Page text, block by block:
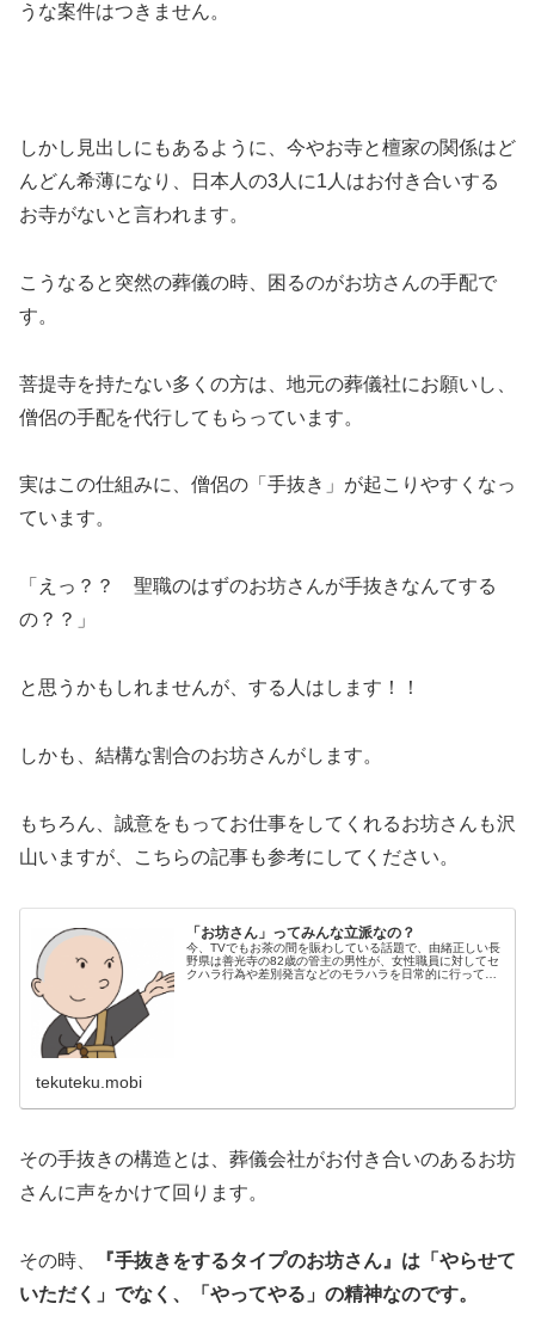
うな案件はつきません。
しかし見出しにもあるように、今やお寺と檀家の関係はど
んどん希薄になり、日本人の3人に1人はお付き合いする
お寺がないと言われます。
こうなると突然の葬儀の時、困るのがお坊さんの手配で
す。
菩提寺を持たない多くの方は、地元の葬儀社にお願いし、
僧侶の手配を代行してもらっています。
実はこの仕組みに、僧侶の「手抜き」が起こりやすくなっ
ています。
「えっ？？ 聖職のはずのお坊さんが手抜きなんてする
の？？」
と思うかもしれませんが、する人はします！！
しかも、結構な割合のお坊さんがします。
もちろん、誠意をもってお仕事をしてくれるお坊さんも沢
山いますが、こちらの記事も参考にしてください。
「お坊さん」ってみんな立派なの？
今、TVでもお茶の間を賑わしている話題で、由緒正しい長
野県は善光寺の82歳の管主の男性が、女性職員に対してセ
クハラ行為や差別発言などのモラハラを日常的に行ってい
tekuteku.mobi
その手抜きの構造とは、葬儀会社がお付き合いのあるお坊
さんに声をかけて回ります。
その時、
『手抜きをするタイプのお坊さん』は「やらせて
いただく」でなく、「やってやる」の精神なのです。